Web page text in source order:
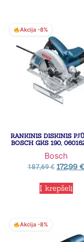
Akcija -8%
RANKINIS DISKINIS
BOSCH GKS 190,
Bosch
187,69€ 172,99 €
Į krepšelį
Akcija -8%